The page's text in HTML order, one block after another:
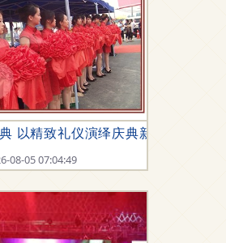
以精致礼仪演绎庆典新高度
08-05 07:04:49